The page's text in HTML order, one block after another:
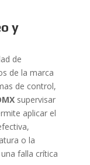
y
de
de la marca
de control,
supervisar
aplicar el
o la
falla crítica